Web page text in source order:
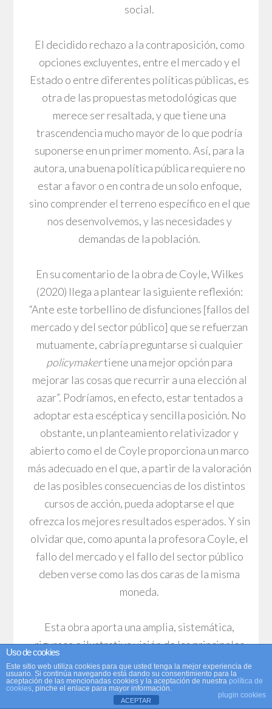
social.
El decidido rechazo a la contraposición, como
opciones excluyentes, entre el mercado y el
Estado o entre diferentes políticas públicas, es
otra de las propuestas metodológicas que
merece ser resaltada, y que tiene una
trascendencia mucho mayor de lo que podría
suponerse en un primer momento. Así, para la
autora, una buena política pública requiere no
estar a favor o en contra de un solo enfoque,
sino comprender el terreno específico en el que
nos desenvolvemos, y las necesidades y
demandas de la población.
En su comentario de la obra de Coyle, Wilkes
(2020) llega a plantear la siguiente reflexión:
“Ante este torbellino de disfunciones [fallos del
mercado y del sector público] que se refuerzan
mutuamente, cabría preguntarse si cualquier
policymakertiene una mejor opción para
mejorar las cosas que recurrir a una elección al
azar”. Podríamos, en efecto, estar tentados a
adoptar esta escéptica y sencilla posición. No
obstante, un planteamiento relativizador y
abierto como el de Coyle proporciona un marco
más adecuado en el que, a partir de la valoración
de las posibles consecuencias de los distintos
cursos de acción, pueda adoptarse el que
ofrezca los mejores resultados esperados. Y sin
olvidar que, como apunta la profesora Coyle, el
fallo del mercado y el fallo del sector público
deben verse como las dos caras de la misma
moneda.
Esta obra aporta una amplia, sistemática,
rigurosa e ilustrativa visión de las principales
cuestiones relacionadas con el papel del sector
público y del mercado en la economía. Para
Coyle, aunque en ocasiones ambas instancias
Uso de cookies
Este sitio web utiliza cookies para que usted tenga la mejor experiencia de
usuario. Si continúa navegando está dando su consentimiento para la
aceptación de las mencionadas cookies y la aceptación de nuestra política de
cookies, pinche el enlace para mayor información.
plugin cookies
ACEPTAR